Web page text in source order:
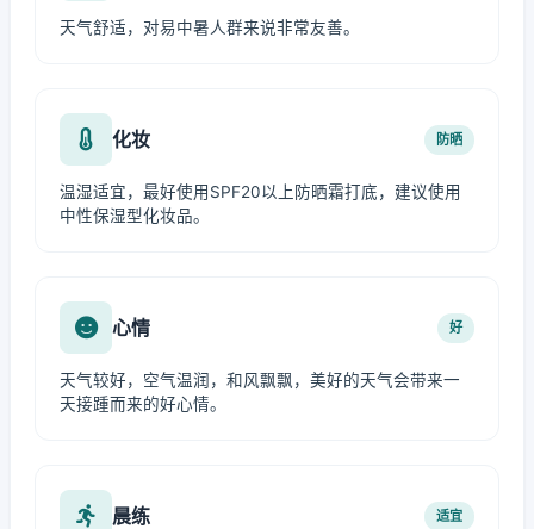
天气舒适，对易中暑人群来说非常友善。
化妆 防晒
温湿适宜，最好使用SPF20以上防晒霜打底，建议使用
中性保湿型化妆品。
心情 好
天气较好，空气温润，和风飘飘，美好的天气会带来一
天接踵而来的好心情。
晨练 适宜